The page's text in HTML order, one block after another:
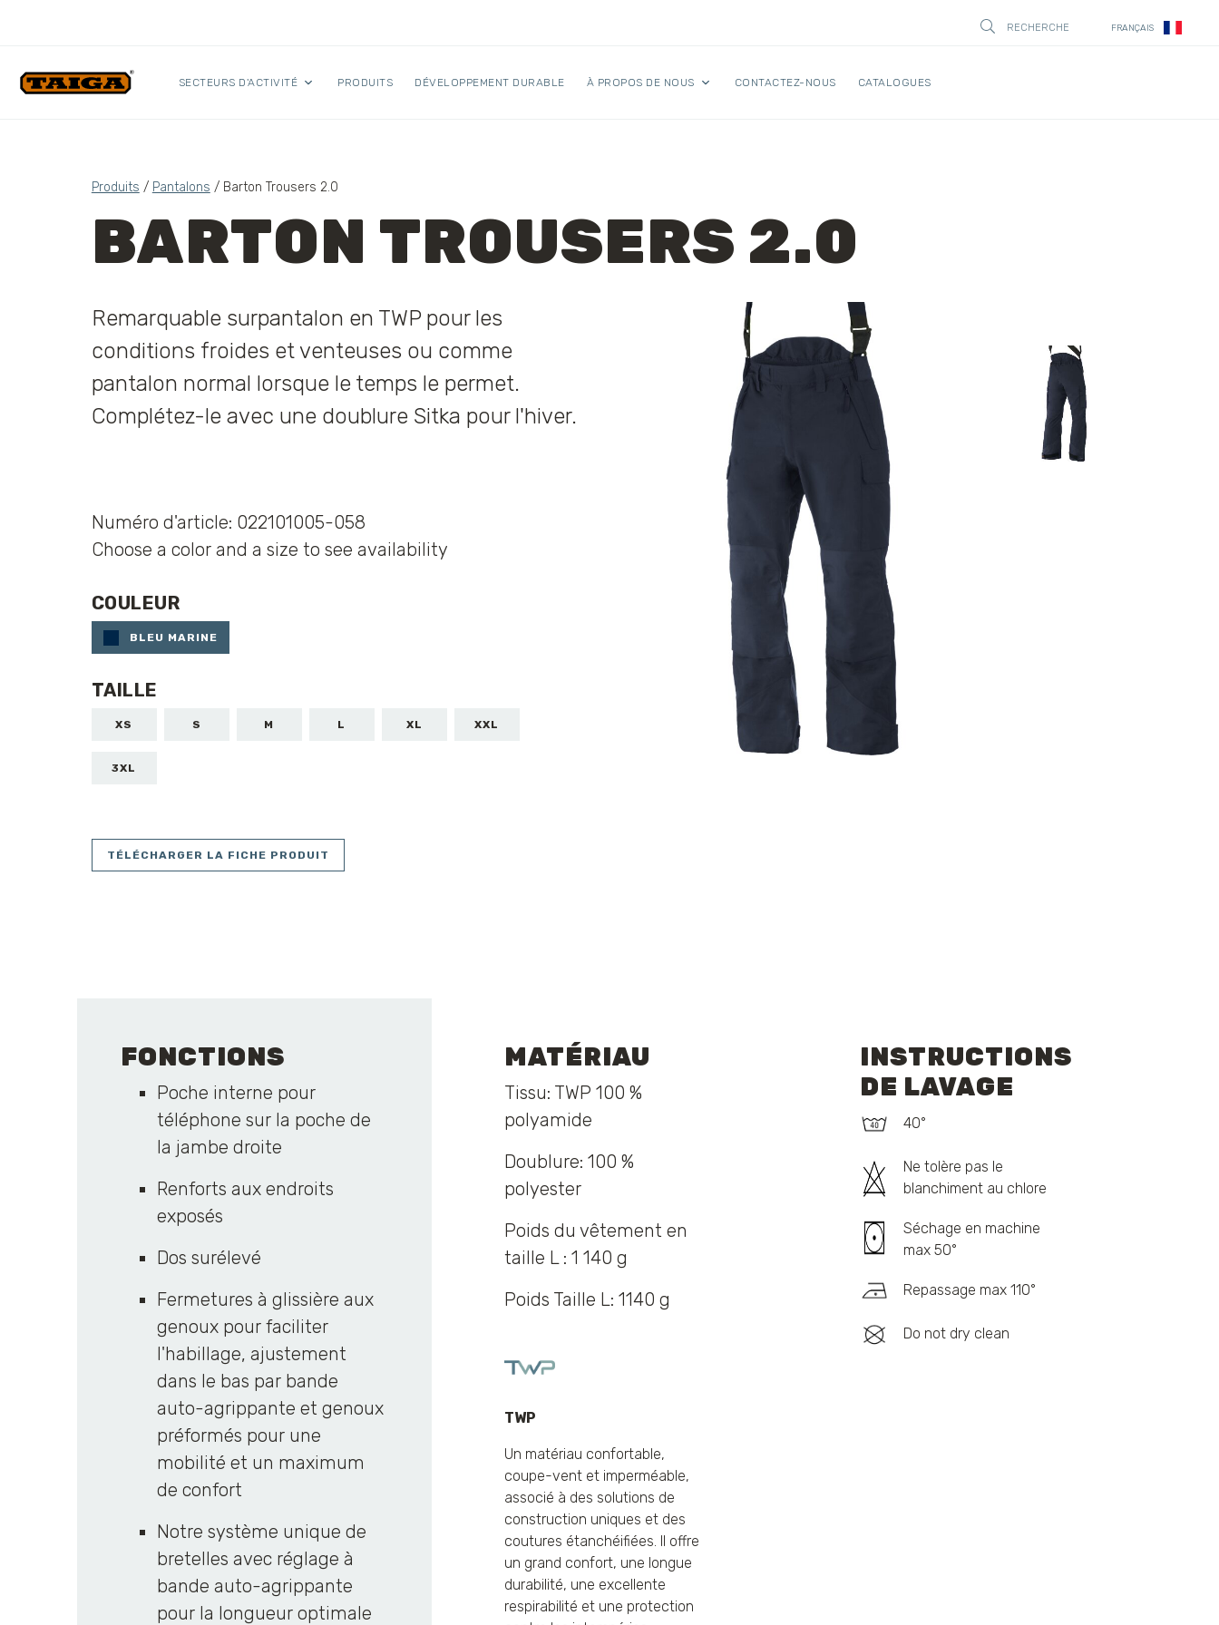
RECHERCHE FRANÇAIS
SECTEURS D'ACTIVITÉ PRODUITS DÉVELOPPEMENT DURABLE À PROPOS DE NOUS CONTACTEZ-NOUS CATALOGUES
Produits / Pantalons / Barton Trousers 2.0
BARTON TROUSERS 2.0
Remarquable surpantalon en TWP pour les
conditions froides et venteuses ou comme
pantalon normal lorsque le temps le permet.
Complétez-le avec une doublure Sitka pour l'hiver.
Numéro d'article: 022101005-058
Choose a color and a size to see availability
COULEUR
BLEU MARINE
TAILLE
XS S M L XL XXL
3XL
TÉLÉCHARGER LA FICHE PRODUIT
FONCTIONS
Poche interne pour
téléphone sur la poche de
la jambe droite
Renforts aux endroits
exposés
Dos surélevé
Fermetures à glissière aux
genoux pour faciliter
l'habillage, ajustement
dans le bas par bande
auto-agrippante et genoux
préformés pour une
mobilité et un maximum
de confort
Notre système unique de
bretelles avec réglage à
bande auto-agrippante
pour la longueur optimale
MATÉRIAU
Tissu: TWP 100 %
polyamide
​Doublure: 100 %
polyester
Poids du vêtement en
taille L : 1 140 g
Poids Taille L: 1140 g
TWP
Un matériau confortable,
coupe-vent et imperméable,
associé à des solutions de
construction uniques et des
coutures étanchéifiées. Il offre
un grand confort, une longue
durabilité, une excellente
respirabilité et une protection
INSTRUCTIONS
DE LAVAGE
40°
Ne tolère pas le
blanchiment au chlore
Séchage en machine
max 50°
Repassage max 110°
Do not dry clean